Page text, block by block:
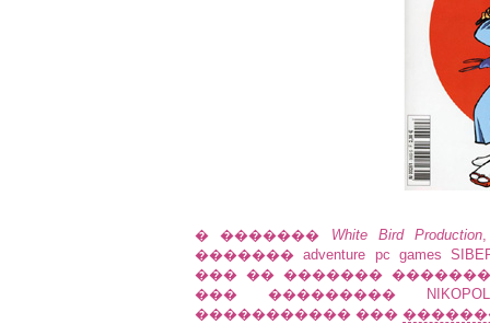
� ������� White Bird Production
������� adventure pc games
��� �� �������
��� ���������
����������� ���